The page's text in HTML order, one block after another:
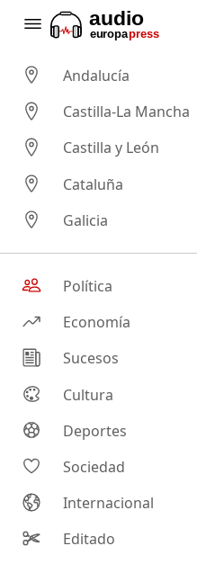
Andalucía
Castilla-La Mancha
Castilla y León
Cataluña
Galicia
Política
Economía
Sucesos
Cultura
Deportes
Sociedad
Internacional
Editado